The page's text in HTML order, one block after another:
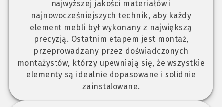
najwyższej jakości materiałów i
najnowocześniejszych technik, aby każdy
element mebli był wykonany z największą
precyzją. Ostatnim etapem jest montaż,
przeprowadzany przez doświadczonych
montażystów, którzy upewniają się, że wszystkie
elementy są idealnie dopasowane i solidnie
zainstalowane.